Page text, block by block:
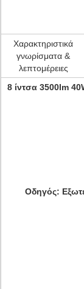
Χαρακτηριστικά
γνωρίσματα &
λεπτομέρειες
8 ίντσα 3500lm
Οδηγός: